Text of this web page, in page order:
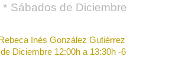
Sábados de Diciembre
Inés González Gutiérrez
Diciembre 12:00h a 13:30h -6